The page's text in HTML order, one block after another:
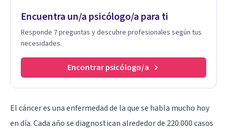
Encuentra un/a psicólogo/a para ti
Responde 7 preguntas y descubre profesionales según tus
necesidades.
Encontrar psicólogo/a
El cáncer es una enfermedadde la que se habla mucho hoy
en día. Cada año se diagnostican alrededor de 220.000 casos